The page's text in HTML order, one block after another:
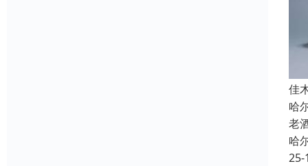
佳
哈
老
哈
25-